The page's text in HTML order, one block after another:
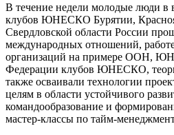
В течение недели молодые люди в
клубов ЮНЕСКО Бурятии,
Свердловской области России
международных отношений,
организаций на примере ООН,
Федерации клубов ЮНЕСКО,
также осваивали технологии
целям в области устойчивого
командообразование и
мастер-классы по тайм-